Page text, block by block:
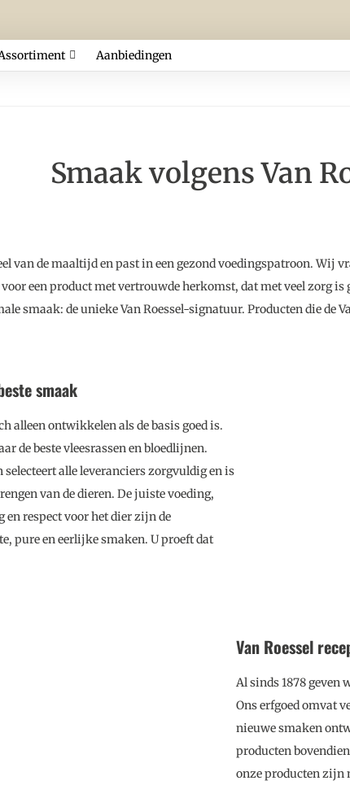
Aanbiedingen
Smaak volgens Van
van de maaltijd en past in een gezond voedingspatroon. Wij
een product met vertrouwde herkomst, dat met veel zorg
smaak: de unieke Van Roessel-signatuur. Producten die de
smaak
alleen ontwikkelen als de basis goed is.
de beste vleesrassen en bloedlijnen.
alle leveranciers zorgvuldig en is
van de dieren. De juiste voeding,
en respect voor het dier zijn de
pure en eerlijke smaken. U proeft dat
Van Roessel
Al sinds 1878 geven
Ons erfgoed omvat
nieuwe smaken
producten
onze producten zijn